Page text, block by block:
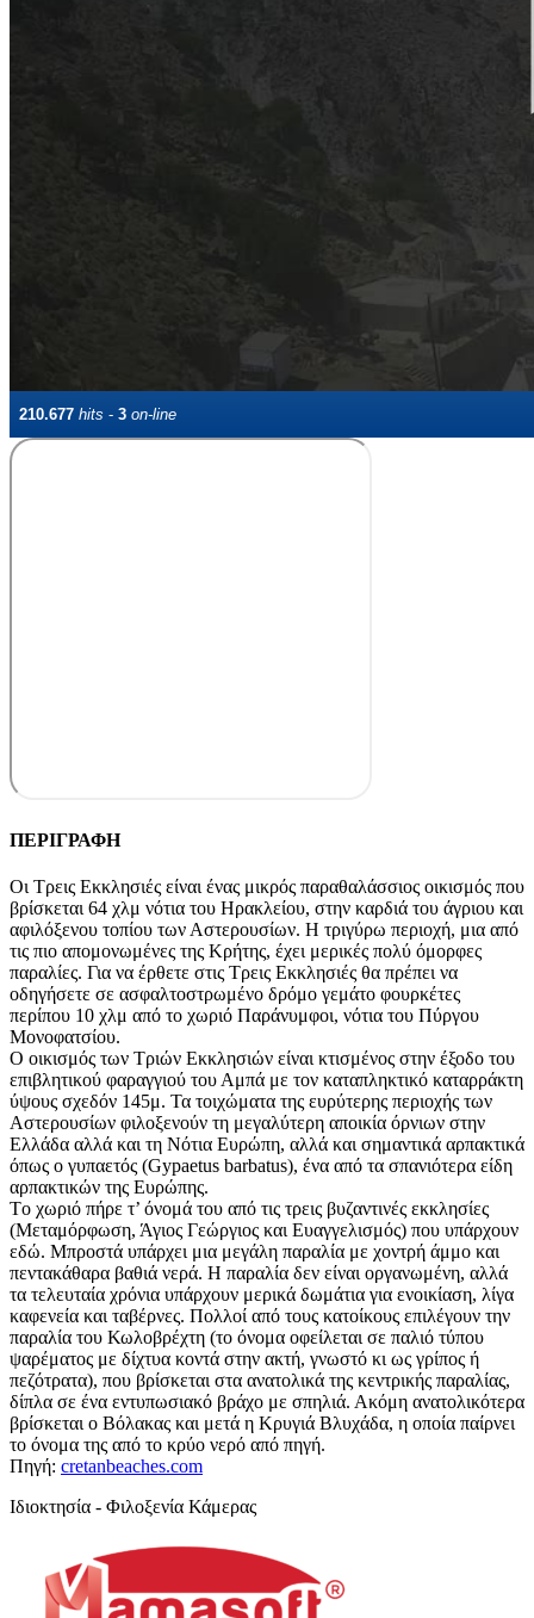
ΠΕΡΙΓΡΑΦΗ
Οι Τρεις Εκκλησιές είναι ένας μικρός παραθαλάσσιος οικισμός που
βρίσκεται 64 χλμ νότια του Ηρακλείου, στην καρδιά του άγριου και
αφιλόξενου τοπίου των Αστερουσίων. Η τριγύρω περιοχή, μια από
τις πιο απομονωμένες της Κρήτης, έχει μερικές πολύ όμορφες
παραλίες. Για να έρθετε στις Τρεις Εκκλησιές θα πρέπει να
οδηγήσετε σε ασφαλτοστρωμένο δρόμο γεμάτο φουρκέτες
περίπου 10 χλμ από το χωριό Παράνυμφοι, νότια του Πύργου
Μονοφατσίου.
Ο οικισμός των Τριών Εκκλησιών είναι κτισμένος στην έξοδο του
επιβλητικού φαραγγιού του Αμπά με τον καταπληκτικό καταρράκτη
ύψους σχεδόν 145μ. Τα τοιχώματα της ευρύτερης περιοχής των
Αστερουσίων φιλοξενούν τη μεγαλύτερη αποικία όρνιων στην
Ελλάδα αλλά και τη Νότια Ευρώπη, αλλά και σημαντικά αρπακτικά
όπως ο γυπαετός (Gypaetus barbatus), ένα από τα σπανιότερα είδη
αρπακτικών της Ευρώπης.
Tο χωριό πήρε τ’ όνομά του από τις τρεις βυζαντινές εκκλησίες
(Μεταμόρφωση, Άγιος Γεώργιος και Ευαγγελισμός) που υπάρχουν
εδώ. Μπροστά υπάρχει μια μεγάλη παραλία με χοντρή άμμο και
πεντακάθαρα βαθιά νερά. Η παραλία δεν είναι οργανωμένη, αλλά
τα τελευταία χρόνια υπάρχουν μερικά δωμάτια για ενοικίαση, λίγα
καφενεία και ταβέρνες. Πολλοί από τους κατοίκους επιλέγουν την
παραλία του Κωλοβρέχτη (το όνομα οφείλεται σε παλιό τύπου
ψαρέματος με δίχτυα κοντά στην ακτή, γνωστό κι ως γρίπος ή
πεζότρατα), που βρίσκεται στα ανατολικά της κεντρικής παραλίας,
δίπλα σε ένα εντυπωσιακό βράχο με σπηλιά. Ακόμη ανατολικότερα
βρίσκεται ο Βόλακας και μετά η Κρυγιά Βλυχάδα, η οποία παίρνει
το όνομα της από το κρύο νερό από πηγή.
Πηγή: cretanbeaches.com
Ιδιοκτησία - Φιλοξενία Κάμερας